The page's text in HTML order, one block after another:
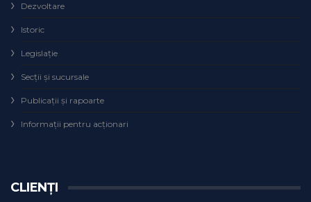
Dezvoltare
Istoric
Legislaţie
Secţii şi sucursale
Publicații și rapoarte
Informații pentru acționari
CLIENȚI